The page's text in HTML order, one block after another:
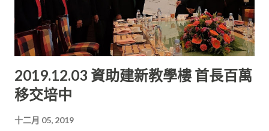
為該項培訓課程舉行結業禮， 由美里培民中學校長廖國煒及3名
講師頒發結業證書予學員。 _____________ 黃首詠：與中
國交流 華教路越走越寬 留華砂總總會長黃首詠在結業儀式上勉勵
學員精誠團結、 堅持不懈地為砂拉越的華文教育發展作出貢獻。
由於黃首詠不克出席，他的講稿由該會財政張詠婷代讀。 黃首詠
表示，我國華文教育雖然面臨種種政策的限制、 資金和師資的諸
代的改變，大家對學習華文的重要性有了新的認識， 華文已經廣
2019.12.03 資助建新教學樓 首長百萬
移交培中
十二月 05, 2019